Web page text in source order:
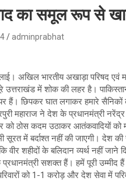
का समूल रूप से
adminprabhat
अखिल भारतीय अखाड़ा परिषद
उत्तराखंड में शोक की लहर है।
हैं। छिपकर घात लगाकर हमारे सैनिकों
महाराज ने देश के प्रधानमंत्री
को ठोस कदम उठाकर आतंकवादियों को
सूरत में बर्दाश्त नहीं की जाएगी। देश
वीर शहीदों के बलिदान व्यर्थ नहीं
सशक्त हैं। हमें पूरी उम्मीद
को 1-1 करोड़ और देश सेवा में